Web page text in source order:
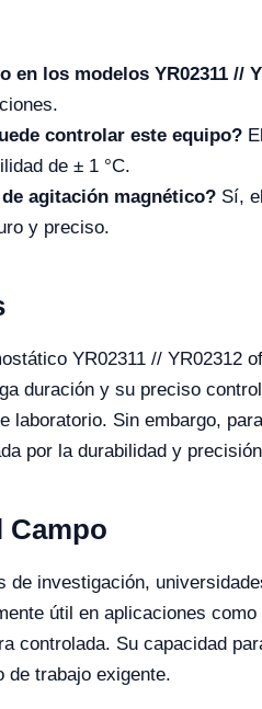
en los modelos YR02311 //
controlar este equipo?
de ± 1 °C.
agitación magnético? Sí,
y preciso.
YR02311 //
duración y su preciso
laboratorio. Sin embargo,
por la durabilidad y
Campo
de investigación,
útil en aplicaciones
controlada. Su capacidad
de trabajo exigente.